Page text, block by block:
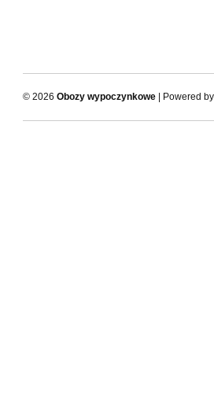
© 2026 Obozy wypoczynkowe | Powered by